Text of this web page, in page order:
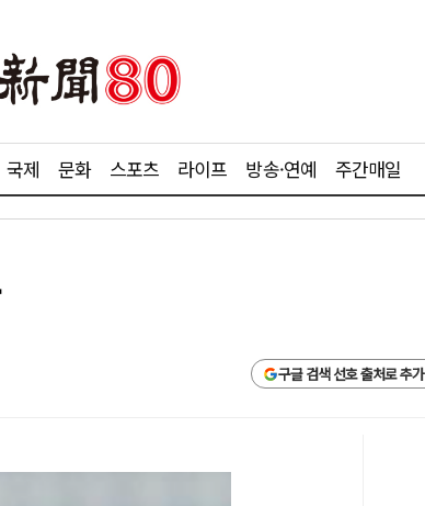
국제 문화 스포츠 라이프 방송·연예 주간매일
구글 검색 선호 출처로 추가